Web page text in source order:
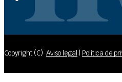
Copyright (C) Aviso legal Política de